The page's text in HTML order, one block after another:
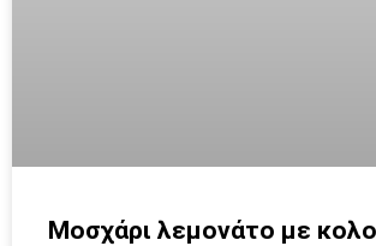
Μοσχάρι λεμονάτο με